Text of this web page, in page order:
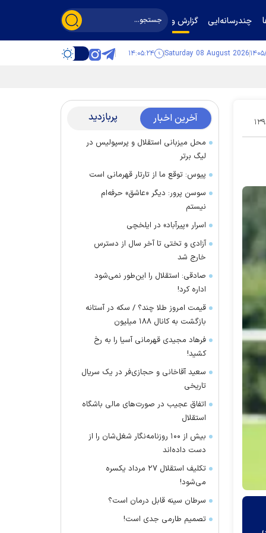
چندرسانه‌ایی گزارش و گفت‌وگو
Saturday 08 August 2026 ۱۴:۰۵:۲۵
۱۶ آخرین اخبار پربازدید
محل میزبانی استقلال و پرسپولیس در
لیگ برتر
پیوس: توقع ما از تارتار قهرمانی است
سوسن پرور: دیگر «عاشق» حرفه‌ام
نیستم
اسرار «پیرآباد» در ایلخچی
آزادی و تختی تا آخر سال از دسترس
خارج شد
صادقی: استقلال را این‌طور نمی‌شود
اداره کرد!
قیمت امروز طلا چند؟ / سکه در آستانه
بازگشت به کانال ۱۸۸ میلیون
فرهاد مجیدی قهرمانی آسیا را به رخ
کشید!
سعید آقاخانی و حجازی‌فر در یک سریال
تاریخی
اتفاق عجیب در صورت‌های مالی باشگاه
استقلال
بیش از ۱۰۰ روزنامه‌نگار شغل‌شان را از
دست داده‌اند
تکلیف استقلال ۲۷ مرداد یکسره
می‌شود!
سرطان سینه قابل درمان است؟
تصمیم طارمی جدی است!